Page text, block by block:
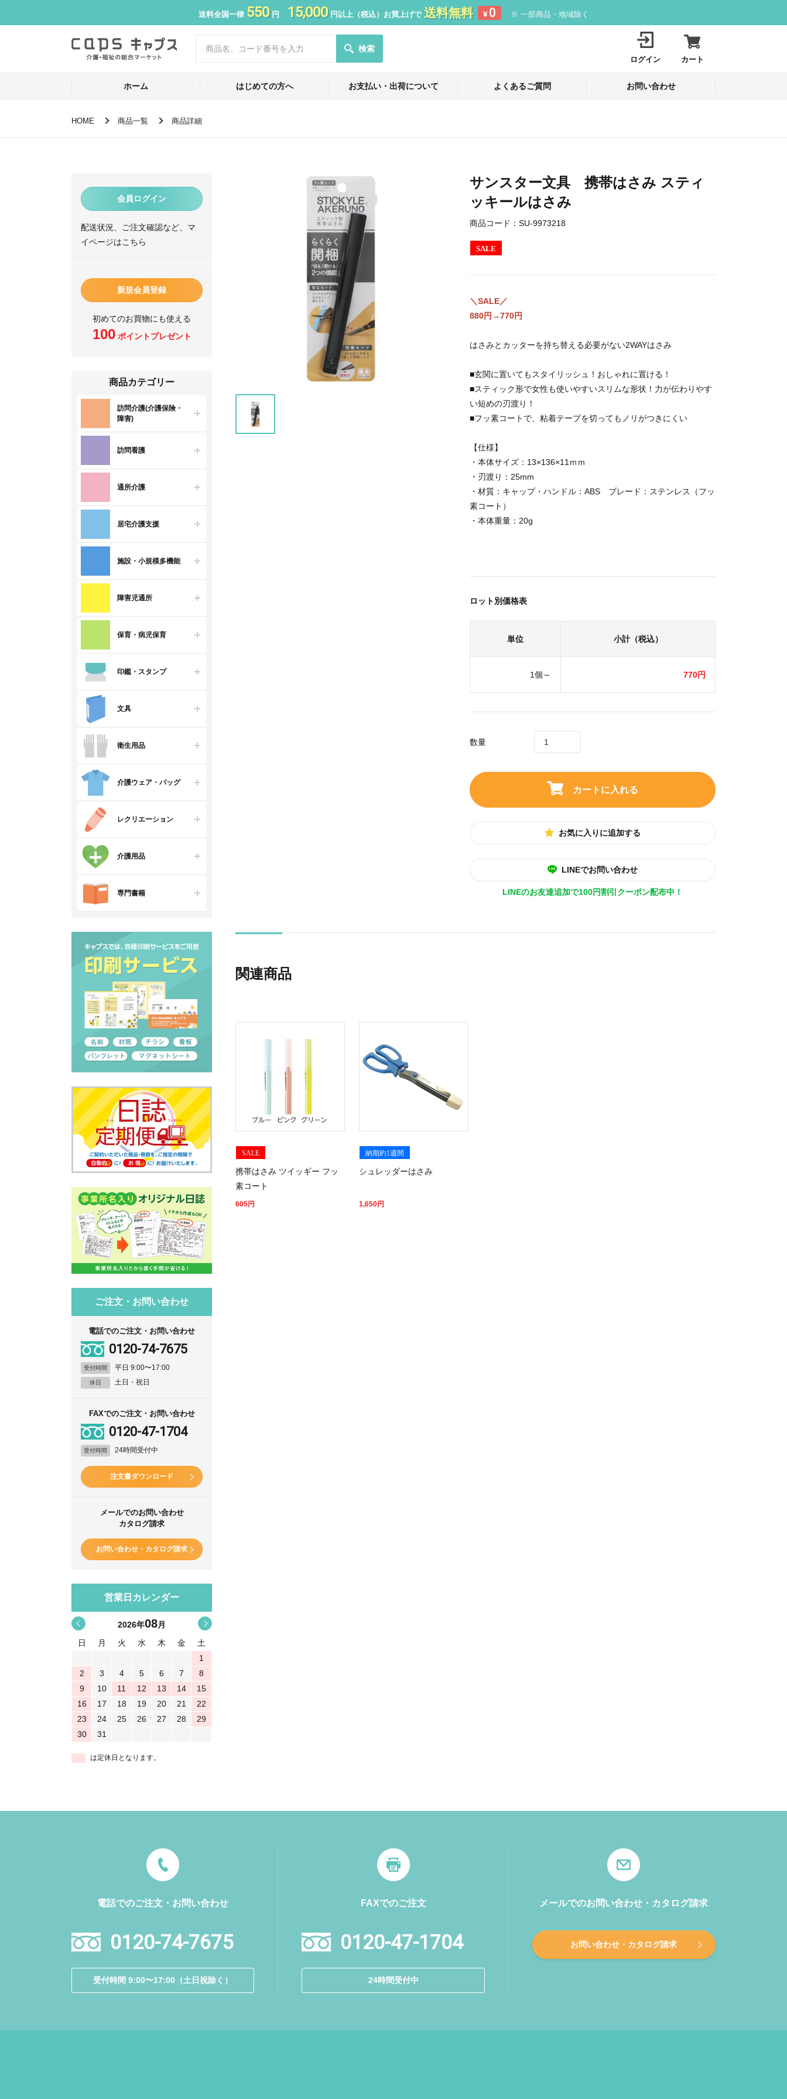
送料全国一律 550円 15,000円以上（税込）お買上げで 送料無料 ¥ 0 ※ 一部商品・地域除く
検索
ログイン カート
ホーム はじめての方へ お支払い・出荷について よくあるご質問 お問い合わせ
HOME 商品一覧 商品詳細
会員ログイン
配送状況、ご注文確認など、マ
イページはこちら
新規会員登録
初めてのお買物にも使える
100ポイントプレゼント
商品カテゴリー
訪問介護(介護保険・
障害)
訪問看護
通所介護
居宅介護支援
施設・小規模多機能
障害児通所
保育・病児保育
印鑑・スタンプ
文具
衛生用品
介護ウェア・バッグ
レクリエーション
介護用品
専門書籍
ご注文・お問い合わせ
電話でのご注文・お問い合わせ
0120-74-7675
受付時間 平日 9:00〜17:00
休日 土日・祝日
FAXでのご注文・お問い合わせ
0120-47-1704
受付時間 24時間受付中
注文書ダウンロード
メールでのお問い合わせ
カタログ請求
お問い合わせ・カタログ請求
営業日カレンダー
< 2026年08月
日
月 火 水 木 金
土
1
2
3 4 5 6 7
8
9
10 11 12 13 14
15
16
17 18 19 20 21
22
23
24 25 26 27 28
29
30
31
は定休日となります。
サンスター文具 携帯はさみ スティ
ッキールはさみ
商品コード： SU-9973218
SALE
＼SALE／
880円→770円
はさみとカッターを持ち替える必要がない2WAYはさみ
■玄関に置いてもスタイリッシュ！おしゃれに置ける！
■スティック形で女性も使いやすいスリムな形状！力が伝わりやす
い短めの刃渡り！
■フッ素コートで、粘着テープを切ってもノリがつきにくい
【仕様】
・本体サイズ：13×136×11ｍｍ
・刃渡り：25mm
・材質：キャップ・ハンドル：ABS ブレード：ステンレス（フッ
素コート）
・本体重量：20g
ロット別価格表
単位 小計（税込）
1個～ 770円
数量
カートに入れる
お気に入りに追加する
LINEでお問い合わせ
LINEのお友達追加で100円割引クーポン配布中！
関連商品
SALE
携帯はさみ ツイッギー フッ
素コート
605円
納期約1週間
シュレッダーはさみ
1,650円
電話でのご注文・お問い合わせ
0120-74-7675
受付時間 9:00〜17:00（土日祝除く）
FAXでのご注文
0120-47-1704
24時間受付中
メールでのお問い合わせ・カタログ請求
お問い合わせ・カタログ請求